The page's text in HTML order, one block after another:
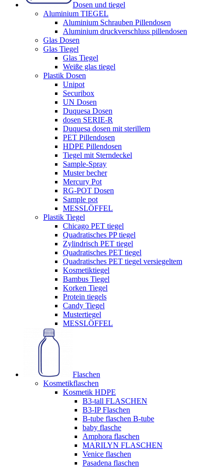
Dosen und tiegel
Aluminium TIEGEL
Aluminium Schrauben Pillendosen
Aluminium druckverschluss pillendosen
Glas Dosen
Glas Tiegel
Glas Tiegel
Weiße glas tiegel
Plastik Dosen
Unipot
Securibox
UN Dosen
Duquesa Dosen
dosen SERIE-R
Duquesa dosen mit sterillem
PET Pillendosen
HDPE Pillendosen
Tiegel mit Sterndeckel
Sample-Spray
Muster becher
Mercury Pot
RG-POT Dosen
Sample pot
MESSLÖFFEL
Plastik Tiegel
Chicago PET tiegel
Quadratisches PP tiegel
Zylindrisch PET tiegel
Quadratisches PET tiegel
Quadratisches PET tiegel versiegeltem
Kosmetiktiegel
Bambus Tiegel
Korken Tiegel
Protein tiegels
Candy Tiegel
Mustertiegel
MESSLÖFFEL
Flaschen
Kosmetikflaschen
Kosmetik HDPE
B3-tall FLASCHEN
B3-IP Flaschen
B-tube flaschen B-tube
baby flasche
Amphora flaschen
MARILYN FLASCHEN
Venice flaschen
Pasadena flaschen